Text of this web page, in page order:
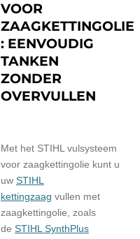
VOOR
ZAAGKETTINGOLIE
: EENVOUDIG
TANKEN
ZONDER
OVERVULLEN
Met het STIHL vulsysteem
voor zaagkettingolie kunt u
uw STIHL
kettingzaag vullen met
zaagkettingolie, zoals
de STIHL SynthPlus